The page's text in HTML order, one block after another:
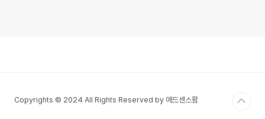
Copyrights © 2024 All Rights Reserved by 애드센스팜